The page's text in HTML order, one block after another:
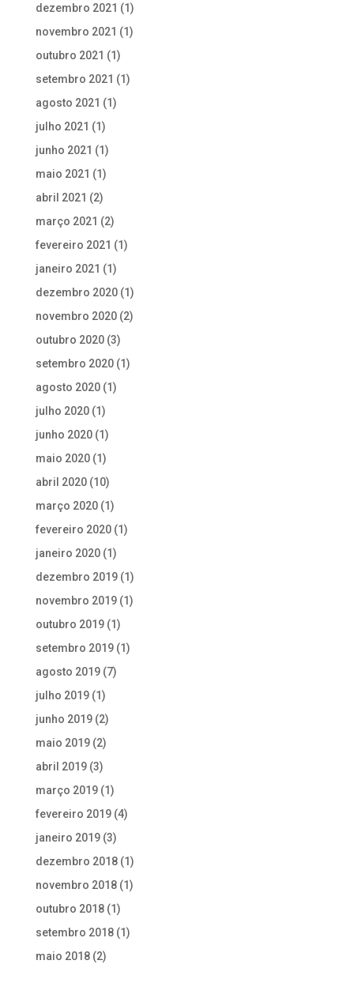
dezembro 2021 (1)
novembro 2021 (1)
outubro 2021 (1)
setembro 2021 (1)
agosto 2021 (1)
julho 2021 (1)
junho 2021 (1)
maio 2021 (1)
abril 2021 (2)
março 2021 (2)
fevereiro 2021 (1)
janeiro 2021 (1)
dezembro 2020(1)
novembro 2020(2)
outubro 2020(3)
setembro 2020(1)
agosto 2020(1)
julho 2020(1)
junho 2020(1)
maio 2020(1)
abril 2020(10)
março 2020(1)
fevereiro 2020(1)
janeiro 2020(1)
dezembro 2019(1)
novembro 2019(1)
outubro 2019(1)
setembro 2019(1)
agosto 2019(7)
julho 2019(1)
junho 2019(2)
maio 2019(2)
abril 2019(3)
março 2019(1)
fevereiro 2019(4)
janeiro 2019(3)
dezembro 2018(1)
novembro 2018(1)
outubro 2018(1)
setembro 2018(1)
maio 2018(2)